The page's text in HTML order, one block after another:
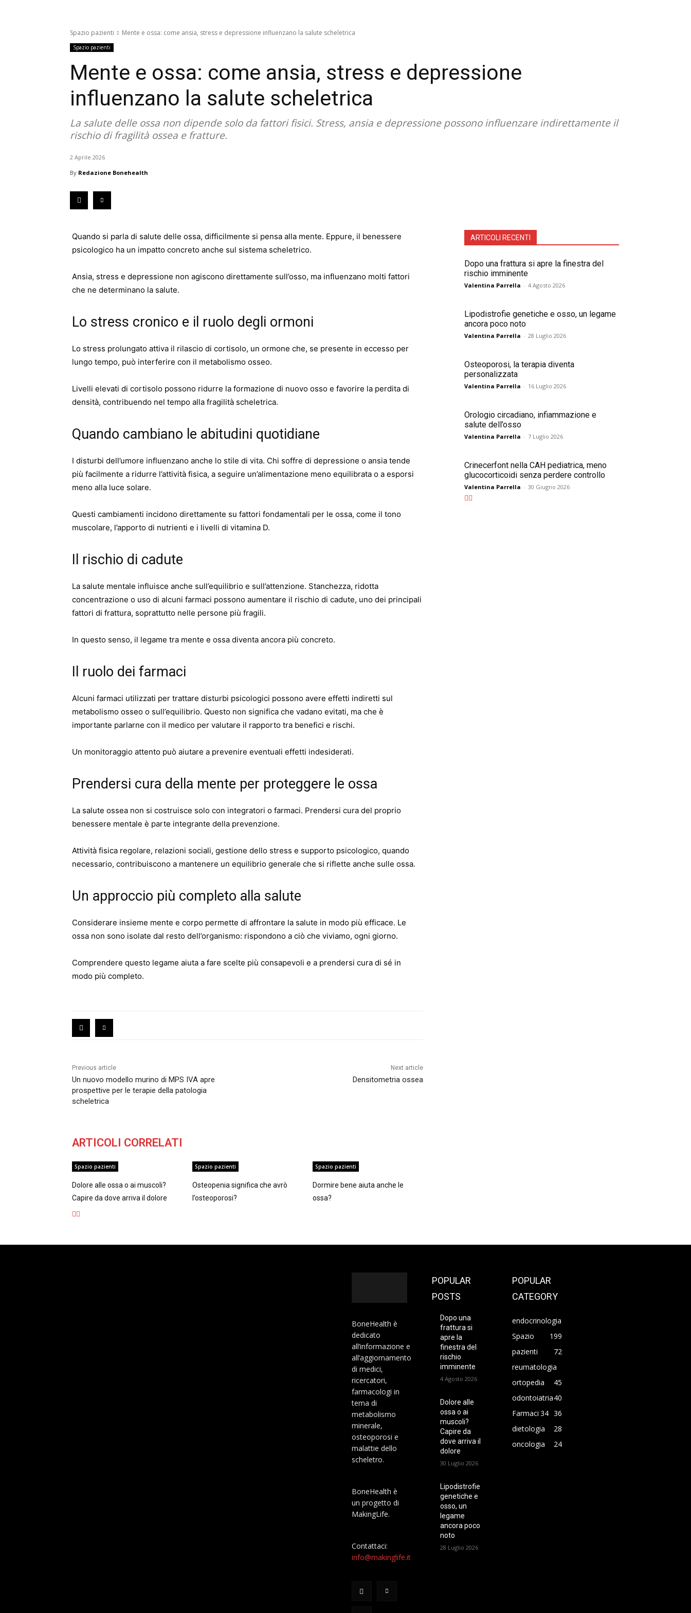
Spazio pazienti Mente e ossa: come ansia, stress e depressione influenzano la salute scheletrica
Spazio pazienti
Mente e ossa: come ansia, stress e depressione
influenzano la salute scheletrica
La salute delle ossa non dipende solo da fattori fisici. Stress, ansia e depressione possono influenzare indirettamente il
rischio di fragilità ossea e fratture.
2 Aprile 2026
By Redazione Bonehealth
Quando si parla di salute delle ossa, difficilmente si pensa alla mente. Eppure, il benessere
psicologico ha un impatto concreto anche sul sistema scheletrico.
Ansia, stress e depressione non agiscono direttamente sull’osso, ma influenzano molti fattori
che ne determinano la salute.
Lo stress cronico e il ruolo degli ormoni
Lo stress prolungato attiva il rilascio di cortisolo, un ormone che, se presente in eccesso per
lungo tempo, può interferire con il metabolismo osseo.
Livelli elevati di cortisolo possono ridurre la formazione di nuovo osso e favorire la perdita di
densità, contribuendo nel tempo alla fragilità scheletrica.
Quando cambiano le abitudini quotidiane
I disturbi dell’umore influenzano anche lo stile di vita. Chi soffre di depressione o ansia tende
più facilmente a ridurre l’attività fisica, a seguire un’alimentazione meno equilibrata o a esporsi
meno alla luce solare.
Questi cambiamenti incidono direttamente su fattori fondamentali per le ossa, come il tono
muscolare, l’apporto di nutrienti e i livelli di vitamina D.
Il rischio di cadute
La salute mentale influisce anche sull’equilibrio e sull’attenzione. Stanchezza, ridotta
concentrazione o uso di alcuni farmaci possono aumentare il rischio di cadute, uno dei principali
fattori di frattura, soprattutto nelle persone più fragili.
In questo senso, il legame tra mente e ossa diventa ancora più concreto.
Il ruolo dei farmaci
Alcuni farmaci utilizzati per trattare disturbi psicologici possono avere effetti indiretti sul
metabolismo osseo o sull’equilibrio. Questo non significa che vadano evitati, ma che è
importante parlarne con il medico per valutare il rapporto tra benefici e rischi.
Un monitoraggio attento può aiutare a prevenire eventuali effetti indesiderati.
Prendersi cura della mente per proteggere le ossa
La salute ossea non si costruisce solo con integratori o farmaci. Prendersi cura del proprio
benessere mentale è parte integrante della prevenzione.
Attività fisica regolare, relazioni sociali, gestione dello stress e supporto psicologico, quando
necessario, contribuiscono a mantenere un equilibrio generale che si riflette anche sulle ossa.
Un approccio più completo alla salute
Considerare insieme mente e corpo permette di affrontare la salute in modo più efficace. Le
ossa non sono isolate dal resto dell’organismo: rispondono a ciò che viviamo, ogni giorno.
Comprendere questo legame aiuta a fare scelte più consapevoli e a prendersi cura di sé in
modo più completo.
Previous article
Un nuovo modello murino di MPS IVA apre
prospettive per le terapie della patologia
scheletrica
Next article
Densitometria ossea
ARTICOLI RECENTI
Dopo una frattura si apre la finestra del
rischio imminente
Valentina Parrella - 4 Agosto 2026
Lipodistrofie genetiche e osso, un legame
ancora poco noto
Valentina Parrella - 28 Luglio 2026
Osteoporosi, la terapia diventa
personalizzata
Valentina Parrella - 16 Luglio 2026
Orologio circadiano, infiammazione e
salute dell’osso
Valentina Parrella - 7 Luglio 2026
Crinecerfont nella CAH pediatrica, meno
glucocorticoidi senza perdere controllo
Valentina Parrella - 30 Giugno 2026
ARTICOLI CORRELATI
Spazio pazienti
Dolore alle ossa o ai muscoli?
Capire da dove arriva il dolore
Spazio pazienti
Osteopenia significa che avrò
l’osteoporosi?
Spazio pazienti
Dormire bene aiuta anche le
ossa?
BoneHealth è
dedicato
all’informazione e
all’aggiornamento
di medici,
ricercatori,
farmacologi in
tema di
metabolismo
minerale,
osteoporosi e
malattie dello
scheletro.
BoneHealth è
un progetto di
MakingLife.
Contattaci:
info@makinglife.it
POPULAR
POSTS
Dopo una
frattura si
apre la
finestra del
rischio
imminente
4 Agosto 2026
Dolore alle
ossa o ai
muscoli?
Capire da
dove arriva il
dolore
30 Luglio 2026
Lipodistrofie
genetiche e
osso, un
legame
ancora poco
noto
28 Luglio 2026
POPULAR
CATEGORY
endocrinologia
199
Spazio
pazienti
72
reumatologia
45
ortopedia
40
odontoiatria
36
Farmaci 34
dietologia
28
oncologia
24